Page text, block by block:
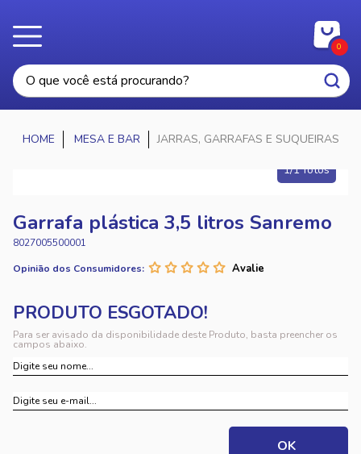
0
MESA E BAR
JARRAS, GARRAFAS E SUQUEIRAS
1/1 fotos
Garrafa plástica 3,5 litros Sanremo
8027005500001
Opinião dos Consumidores:
Para ser avisado da disponibilidade deste Produto, basta preencher os
campos abaixo.